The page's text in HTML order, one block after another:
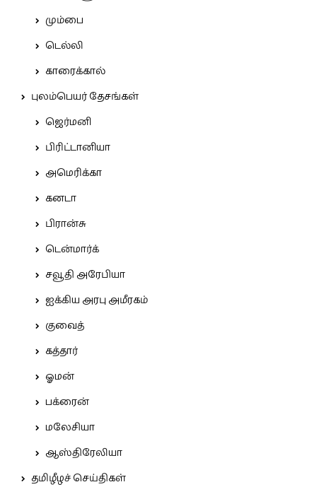
மும்பை
டெல்லி
காரைக்கால்
புலம்பெயர் தேசங்கள்
ஜெர்மனி
பிரிட்டானியா
அமெரிக்கா
கனடா
பிரான்சு
டென்மார்க்
சவூதி அரேபியா
ஐக்கிய அரபு அமீரகம்
குவைத்
கத்தார்
ஓமன்
பக்ரைன்
மலேசியா
ஆஸ்திரேலியா
தமிழீழச் செய்திகள்